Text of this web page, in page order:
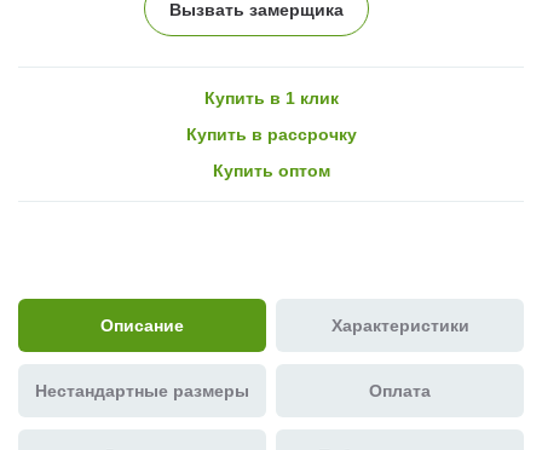
Вызвать замерщика
Купить в 1 клик
Купить в рассрочку
Купить оптом
Описание Характеристики
Нестандартные размеры Оплата